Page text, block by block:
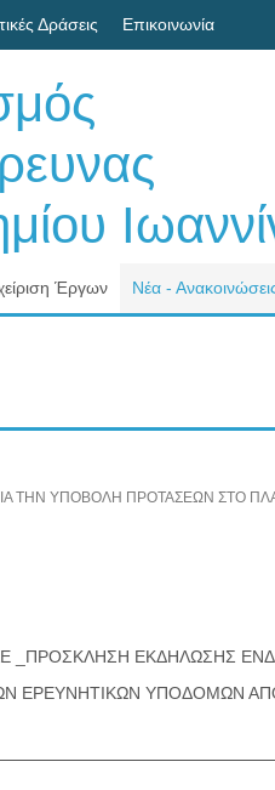
Δράσεις Επικοινωνία
Έργων Νέα -
ΥΠΟΒΟΛΗ ΠΡΟΤΑΣΕΩΝ ΣΤΟ
_ΠΡΟΣΚΛΗΣΗ ΕΚΔΗΛΩΣΗΣ
ΕΡΕΥΝΗΤΙΚΩΝ ΥΠΟΔΟΜΩΝ